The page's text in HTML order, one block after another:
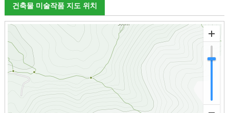
건축물 미술작품 지도 위치